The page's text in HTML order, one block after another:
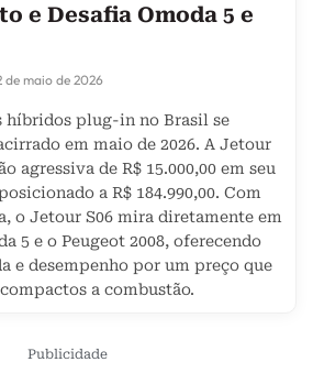
e Desafia Omoda 5 e
de maio de 2026
híbridos plug-in no Brasil se
em maio de 2026. A Jetour
agressiva de R$ 15.000,00 em seu
a R$ 184.990,00. Com
o Jetour S06 mira diretamente em
5 e o Peugeot 2008, oferecendo
e desempenho por um preço que
a combustão.
Publicidade